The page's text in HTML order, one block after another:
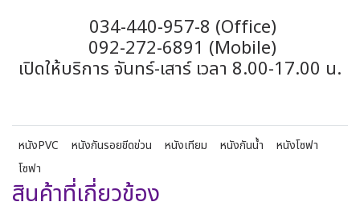
034-440-957-8 (Office)
092-272-6891 (Mobile)
เปิดให้บริการ จันทร์-เสาร์ เวลา 8.00-17.00 น.
หนังPVC หนังกันรอยขีดข่วน หนังเทียม หนังกันน้ำ
หนังโซฟา
โซฟา
สินค้าที่เกี่ยวข้อง